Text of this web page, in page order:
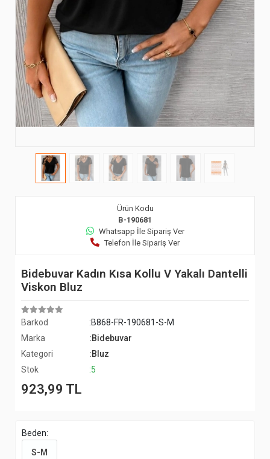
Ürün Kodu
B-190681
Whatsapp İle Sipariş Ver
Telefon İle Sipariş Ver
Bidebuvar Kadın Kısa Kollu V Yakalı Dantelli
Viskon Bluz
Barkod
:B868-FR-190681-S-M
Marka
:Bidebuvar
Kategori
:Bluz
Stok
:5
923,99 TL
Beden:
S-M